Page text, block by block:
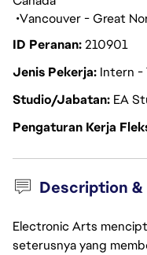
Vancouver - Great
ID Peranan210901
Jenis Pekerja Intern -
Studio/Jabatan EA
Pengaturan Kerja
Description
Electronic Arts
seterusnya yang